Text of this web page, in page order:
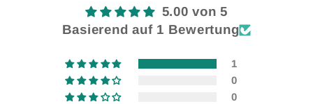
5.00 von 5
Basierend auf 1 Bewertung
1
0
0